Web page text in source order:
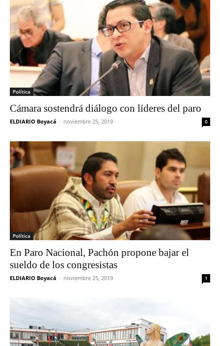
Política
Cámara sostendrá diálogo con líderes del paro
ELDIARIO Boyacá - noviembre 25, 2019 0
Política
En Paro Nacional, Pachón propone bajar el
sueldo de los congresistas
ELDIARIO Boyacá - noviembre 25, 2019 1